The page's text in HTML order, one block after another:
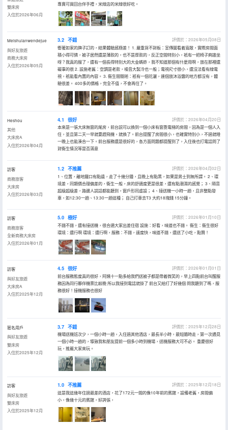
雙床房
入住於2026年06月
專賣可買回台伴手禮，米線店的米線很好吃。
Meishuianwendejue
與好友旅遊
商務大床房
入住於2026年05月
3.2 不錯
評價於：2026年05月08日
衝著如家的牌子訂的，結果體驗感極差！ 1. 嚴重貨不對板：宣傳圖看着寬敞，實際房間面
積小得可憐，被子居然還是薄款的，也不是厚款的，反正空間特別小，衹有一把椅子夠誰坐
呀？我真的服了，還有一個長得特別大的大金螞蚱，我不知道那個有什麼用啊，放在那裡還
礙事的很 2. 設施老舊：空調是老款，噪音大製冷也一般；電視尺寸很小，還沒法看有線電
視，衹能看內置的內容。 3. 衞生間簡陋：衹有一個花灑，連個放沐浴露的地方都沒有，體
驗很差。 400多的價格，完全不值，不會再住了。
Heshou
其他
大床房A
入住於2026年04月
4.1 很好
評價於：2026年04月20日
本來是一張大床無窗的尾房，前台説可以換到一個小床有窗靠電梯的房間，因為是一個人入
住，並且第二天一早就要趕飛機，就換了。前台提醒了房間很小，也確實特別小，不過就睡
一晚上也能湊合一下。前台服務還是很好的，各方面問題都提醒到了，入住後也打電話問了
對衞生情況等是否滿意
訪客
商務旅客
大床房
入住於2026年03月
1.2 不推薦
評價於：2026年04月02日
1、位置，離地鐵口有點遠，走了十幾分鍾，且晚上有點黑，如果是男士到無所謂。 2、環
境差，同類價合理偏差的，衞生一般，床的舒適度更是很差，還有點潮濕的感覺； 3、隔音
超級超級差，路邊人説話都能聽到，窗戶形同虛設； 4、接送機一小時一趟，且非整點發
車，如12:30一趟、13:30一趟這種； 自己打車去T3 大約18塊錢 15分鐘。
訪客
商務旅客
全新商務大床房
入住於2026年01月
5.0 極好
評價於：2026年01月10日
不錯不錯，還有接送機，很合適大家出差住宿 設施：好看，味道也不錯。 衞生：衞生很好
環境：還行啊 環境：還行啊，服務：不錯，速度快，味道不錯，還送了小吃，點贊！
訪客
與好友旅遊
大床房A
入住於2025年12月
4.5 很好
評價於：2026年01月01日
前台服務態度真的很好，阿姨十一點多給我們送被子都是帶着微笑的，早上四點前台叫醒服
務因為同行夥伴機票比較晚 所以我接到電話就掛了 前台又給打了好幾個 問我聽到了嗎，服
務很好！接機服務也很好
匿名用戶
與好友旅遊
雙床房
入住於2025年12月
3.7 不錯
評價於：2025年12月28日
機場送機班次少，一個小時一趟，入住過其他酒店，最長半小時，最短隨時走，第一次遇見
一個小時一趟的，導致我和朋友提前一個多小時到機場，送機服務大可不必。 重慶很好
玩，推薦大家來玩。
訪客
與好友旅遊
雙床房
入住於2025年12月
1.0 不推薦
評價於：2025年12月18日
這是我這幾年住過最差的酒店，花了172元一間的像10年前的賓館，設備老舊，房間偏
小，像幾十元的賓館，好誇張，